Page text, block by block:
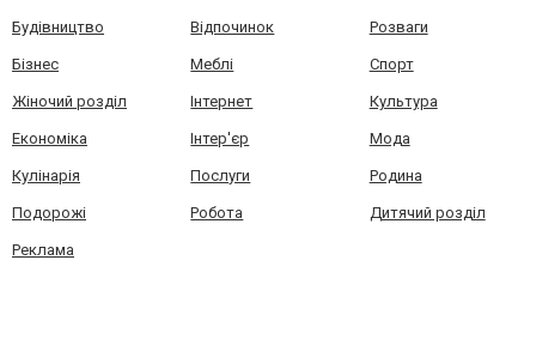
Будівництво Відпочинок Розваги
Бізнес Меблі Спорт
Жіночий розділ Інтернет Культура
Економіка Інтер'єр Мода
Кулінарія Послуги Родина
Подорожі Робота Дитячий розділ
Реклама